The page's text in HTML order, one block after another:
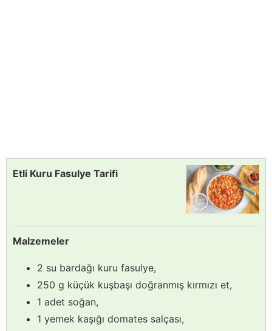
Etli Kuru Fasulye Tarifi
Malzemeler
2 su bardağı kuru fasulye,
250 g küçük kuşbaşı doğranmış kırmızı et,
1 adet soğan,
1 yemek kaşığı domates salçası,